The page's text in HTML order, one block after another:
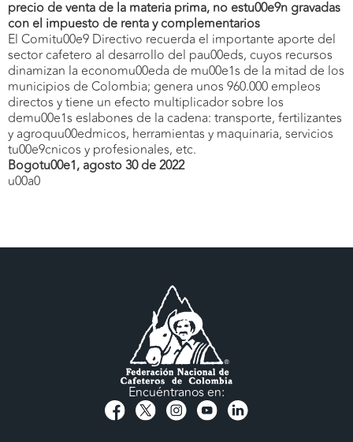
precio de venta de la materia prima, no estu00e9n gravadas
con el impuesto de renta y complementarios
El Comitu00e9 Directivo recuerda el importante aporte del
sector cafetero al desarrollo del pau00eds, cuyos recursos
dinamizan la economu00eda de mu00e1s de la mitad de los
municipios de Colombia; genera unos 960.000 empleos
directos y tiene un efecto multiplicador sobre los
demu00e1s eslabones de la cadena: transporte, fertilizantes
y agroquu00edmicos, herramientas y maquinaria, servicios
tu00e9cnicos y profesionales, etc.
Bogotu00e1, agosto 30 de 2022
u00a0
Encuéntranos en: